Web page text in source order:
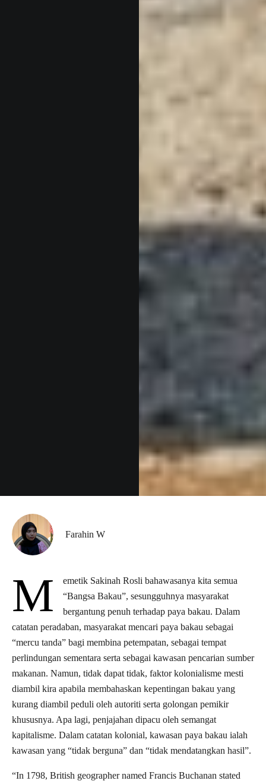
Farahin W
M
emetik Sakinah Rosli bahawasanya kita semua
“Bangsa Bakau”, sesungguhnya masyarakat
bergantung penuh terhadap paya bakau. Dalam
catatan peradaban, masyarakat mencari paya bakau sebagai
“mercu tanda” bagi membina petempatan, sebagai tempat
perlindungan sementara serta sebagai kawasan pencarian sumber
makanan. Namun, tidak dapat tidak, faktor kolonialisme mesti
diambil kira apabila membahaskan kepentingan bakau yang
kurang diambil peduli oleh autoriti serta golongan pemikir
khususnya. Apa lagi, penjajahan dipacu oleh semangat
kapitalisme. Dalam catatan kolonial, kawasan paya bakau ialah
kawasan yang “tidak berguna” dan “tidak mendatangkan hasil”.
“In 1798, British geographer named Francis Buchanan stated